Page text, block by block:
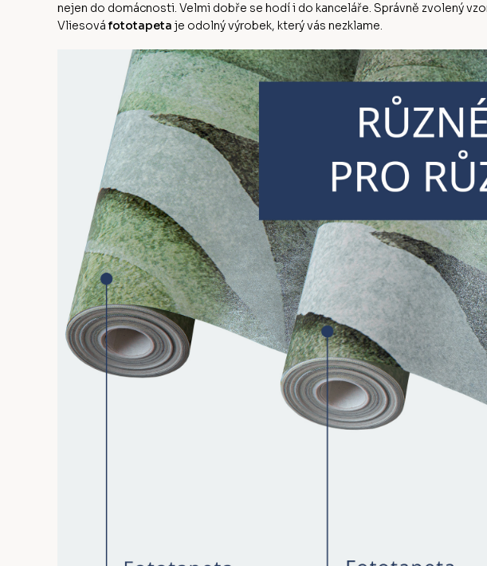
nejen do domácnosti. Velmi dobře se hodí i do kanceláře. Správně zvolený
Vliesová fototapeta je odolný výrobek, který vás nezklame.